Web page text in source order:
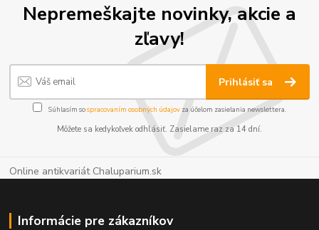
Nepremeškajte novinky, akcie a
zľavy!
Prihlásiť sa
Súhlasím sospracovaním osobných údajov za účelom zasielania newslettera.
Môžete sa kedykoľvek odhlásiť. Zasielame raz za 14 dní.
Online antikvariát Chaluparium.sk
Informácie pre zákazníkov